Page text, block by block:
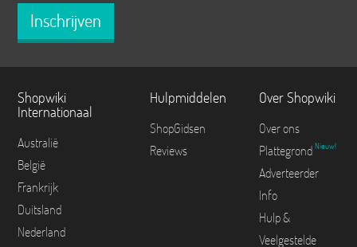
Inschrijven
Shopwiki
Internationaal
Australië
België
Frankrijk
Duitsland
Nederland
Hulpmiddelen
ShopGidsen
Reviews
Over Shopwiki
Over ons
Plattegrond Nieuw!
Adverteerder
Info
Hulp &
Veelgestelde